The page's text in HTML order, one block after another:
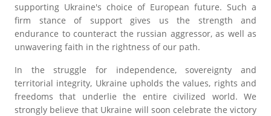
supporting Ukraine's choice of European future. Such a
firm stance of support gives us the strength and
endurance to counteract the russian aggressor, as well as
unwavering faith in the rightness of our path.
In the struggle for independence, sovereignty and
territorial integrity, Ukraine upholds the values, rights and
freedoms that underlie the entire civilized world. We
strongly believe that Ukraine will soon celebrate the victory